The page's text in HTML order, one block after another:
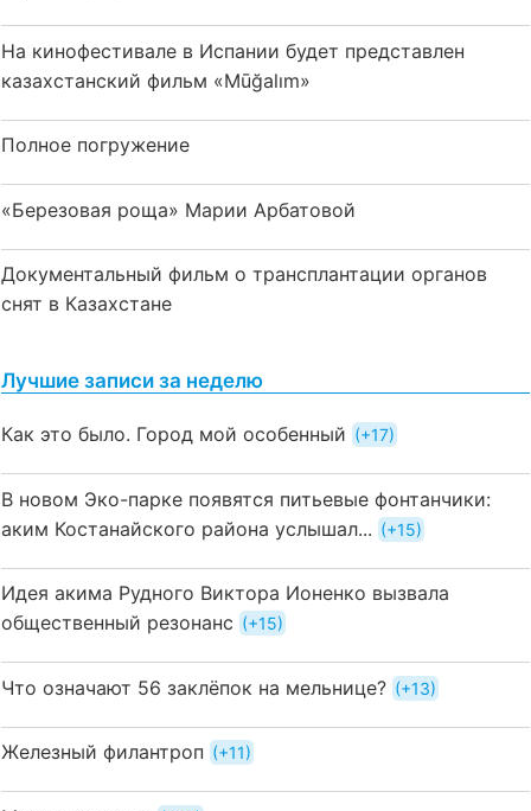
На кинофестивале в Испании будет представлен
казахстанский фильм «Mūğalım»
Полное погружение
«Березовая роща» Марии Арбатовой
Документальный фильм о трансплантации органов
снят в Казахстане
Лучшие записи за неделю
Как это было. Город мой особенный +17
В новом Эко-парке появятся питьевые фонтанчики:
аким Костанайского района услышал...
+15
Идея акима Рудного Виктора Ионенко вызвала
общественный резонанс
+15
Что означают 56 заклёпок на мельнице? +13
Железный филантроп +11